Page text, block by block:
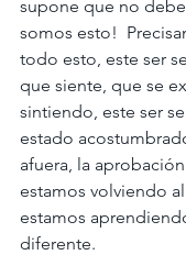
supone que no
somos esto!
todo esto, este ser
que siente, que se
sintiendo, este ser
estado
afuera, la
estamos volviendo
estamos
diferente.